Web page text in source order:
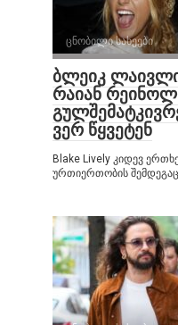
ცნობილი სახეები
ბლეიკ
რაიან
ვერ წყვეტენ
Blake Lively კიდევ
ურთიერთობის შემდეგაც